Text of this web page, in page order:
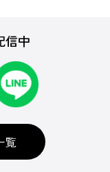
信中
覧